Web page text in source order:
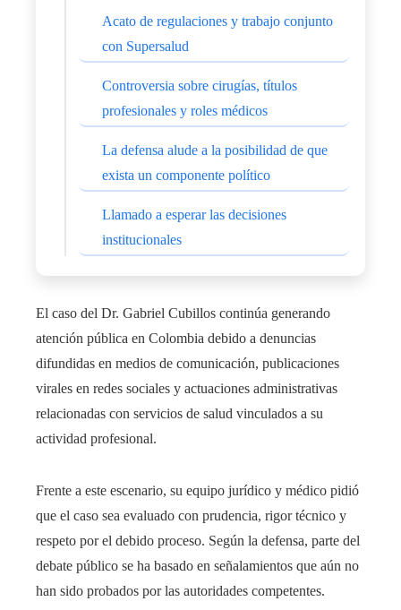
Acato de regulaciones y trabajo conjunto
con Supersalud
Controversia sobre cirugías, títulos
profesionales y roles médicos
La defensa alude a la posibilidad de que
exista un componente político
Llamado a esperar las decisiones
institucionales
El caso del Dr. Gabriel Cubillos continúa generando
atención pública en Colombia debido a denuncias
difundidas en medios de comunicación, publicaciones
virales en redes sociales y actuaciones administrativas
relacionadas con servicios de salud vinculados a su
actividad profesional.
Frente a este escenario, su equipo jurídico y médico pidió
que el caso sea evaluado con prudencia, rigor técnico y
respeto por el debido proceso. Según la defensa, parte del
debate público se ha basado en señalamientos que aún no
han sido probados por las autoridades competentes.